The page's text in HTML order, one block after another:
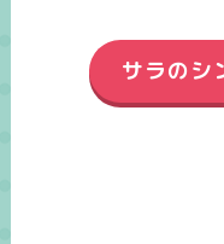
サラのシ